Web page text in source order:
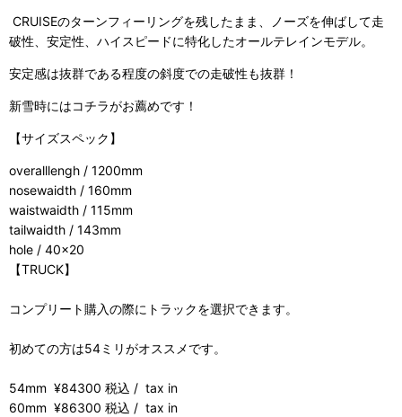
CRUISEのターンフィーリングを残したまま、ノーズを伸ばして走
破性、安定性、ハイスピードに特化したオールテレインモデル。
安定感は抜群である程度の斜度での走破性も抜群！
新雪時にはコチラがお薦めです！
【サイズスペック】
overalllengh / 1200mm
nosewaidth / 160mm
waistwaidth / 115mm
tailwaidth / 143mm
hole / 40×20
【TRUCK】
コンプリート購入の際にトラックを選択できます。
初めての方は54ミリがオススメです。
54mm ¥84300 税込 / tax in
60mm ¥86300 税込 / tax in